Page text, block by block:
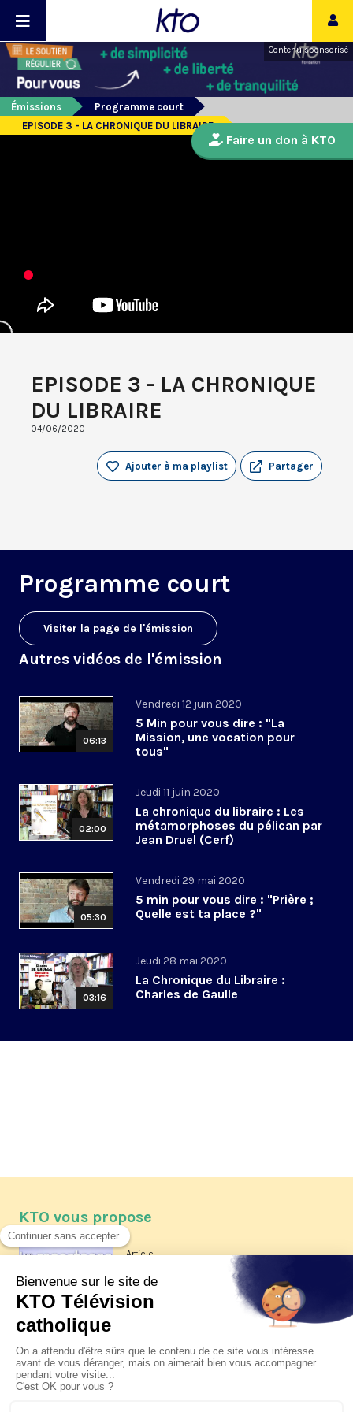
Contenu sponsorisé
Émissions
Programme court
EPISODE 3 - LA CHRONIQUE DU LIBRAIRE
EPISODE 3 - LA CHRONIQUE
DU LIBRAIRE
04/06/2020
Partager
Ajouter à ma playlist
Programme court
Visiter la page de l'émission
Autres vidéos de l'émission
06:13
Vendredi 12 juin 2020
5 Min pour vous dire : "La
Mission, une vocation pour
tous"
02:00
Jeudi 11 juin 2020
La chronique du libraire : Les
métamorphoses du pélican par
Jean Druel (Cerf)
05:30
Vendredi 29 mai 2020
5 min pour vous dire : "Prière ;
Quelle est ta place ?"
03:16
Jeudi 28 mai 2020
La Chronique du Libraire :
Charles de Gaulle
Faire un don à KTO
KTO vous propose
Article
Les reportages d'été 2026 de KTO
La visite pastorale du pape Léon
XIV à Assise à suivre sur KTO le
jeudi 6 août